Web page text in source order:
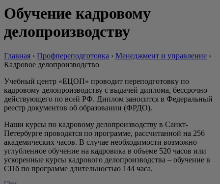
Обучение кадровому
делопроизводству
Главная › Профпереподготовка › Менеджмент и управление ›
Кадровое делопроизводство
Учебный центр «ЕЦОП» проводит переподготовку по
кадровому делопроизводству с выдачей диплома, бессрочно
действующего по всей РФ. Диплом заносится в Федеральный
реестр документов об образовании (ФРДО).
Наши курсы по кадровому делопроизводству в Санкт-
Петербурге проводятся по программе, рассчитанной на 256
академических часов. В случае необходимости возможно
углубленное обучение на кадровика в объеме 520 часов или
ускоренные курсы кадрового делопроизводства – обучение в
СПб по программе длительностью 144 часа.